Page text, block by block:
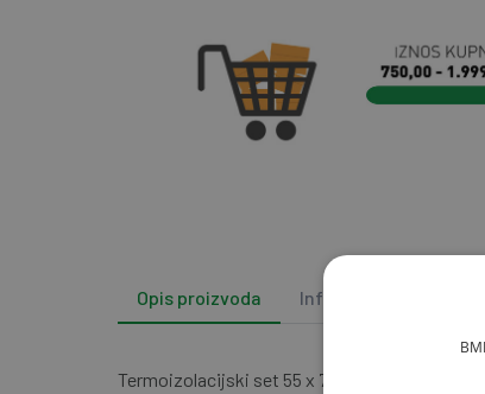
Opis proizvoda Info i podrška
Termoizolacijski set 55 x 78 cm - Set